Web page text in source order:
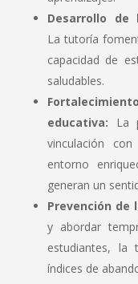
Desarrollo de
La tutoría
capacidad de
saludables.
educativa: La
vinculación
entorno
generan un
Prevención de
y abordar
estudiantes, la
índices de